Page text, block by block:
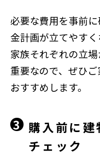
必要な費用を事前
金計画が立てやすく
家族それぞれの立
重要なので、ぜひ
おすすめします。
3 購入前に
チェック